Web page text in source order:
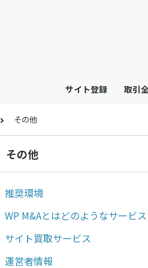
サイト登録 取引
その他
その他
推奨環境
WP M&Aとはどのようなサービ
サイト買取サービス
運営者情報